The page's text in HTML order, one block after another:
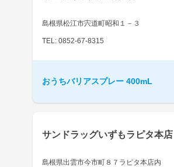
島根県松江市宍道町昭和１－３
TEL: 0852-67-8315
おうちバリアスプレー 400mL
サンドラッグいずもラピタ本店
島根県出雲市今市町８７ラピタ本店内